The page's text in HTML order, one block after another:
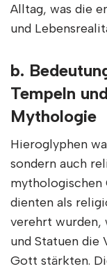
Alltag, was die
und
b.
Tempeln
Mythologie
Hieroglyphen
sondern auch
mythologischen
dienten als
verehrt wurden,
und Statuen die
Gott stärkten.